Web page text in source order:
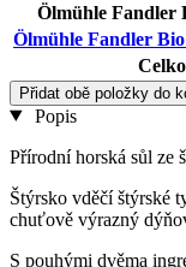
Ölmühle Fandler
Ölmühle Fandler
Přidat obě položky do
Popis
Přírodní horská sůl ze
Štýrsko vděčí štýrské
chuťově výrazný
S pouhými dvěma